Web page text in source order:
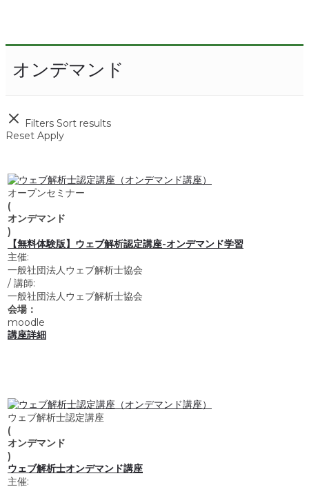
オンデマンド
Filters Sort results
Reset Apply
オープンセミナー
(
オンデマンド
)
【無料体験版】ウェブ解析認定講座-オンデマンド学習
主催:
一般社団法人ウェブ解析士協会
/ 講師:
一般社団法人ウェブ解析士協会
会場：
moodle
講座詳細
ウェブ解析士認定講座
(
オンデマンド
)
ウェブ解析士オンデマンド講座
主催: